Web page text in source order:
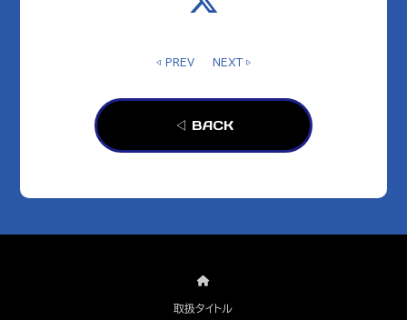
◁ PREV NEXT ▷
◁ BACK
取扱タイトル